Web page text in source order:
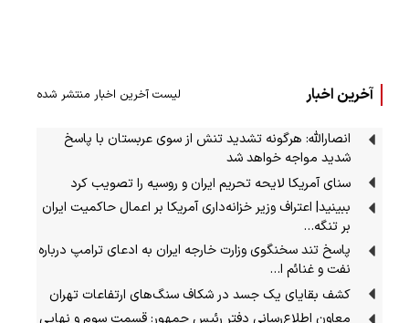
آخرین اخبار لیست آخرین اخبار منتشر شده
انصارالله: هرگونه تشدید تنش از سوی عربستان با پاسخ
شدید مواجه خواهد شد
سنای آمریکا لایحه تحریم ایران و روسیه را تصویب کرد
ببینید| اعتراف وزیر خزانه‌داری آمریکا بر اعمال حاکمیت ایران
بر تنگه…
پاسخ تند سخنگوی وزارت خارجه ایران به ادعای ترامپ درباره
نفت و غنائم ا…
کشف بقایای یک جسد در شکاف سنگ‌های ارتفاعات تهران
معاون اطلاع‌رسانی دفتر رئیس جمهور: قسمت سوم و نهایی